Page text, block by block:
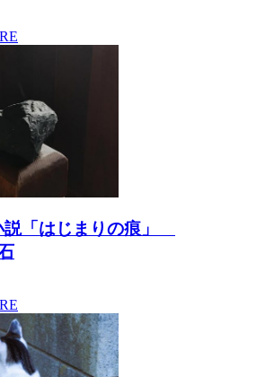
説「はじまりの痕」